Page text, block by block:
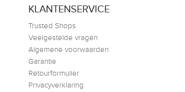
KLANTENSERVICE
Trusted Shops
Veelgestelde vragen
Algemene voorwaarden
Garantie
Retourformulier
Privacyverklaring